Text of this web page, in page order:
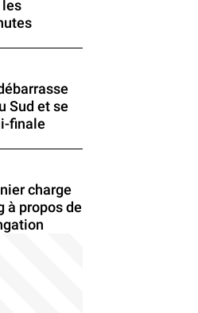
les
Sud et se
finale
charge
à propos de